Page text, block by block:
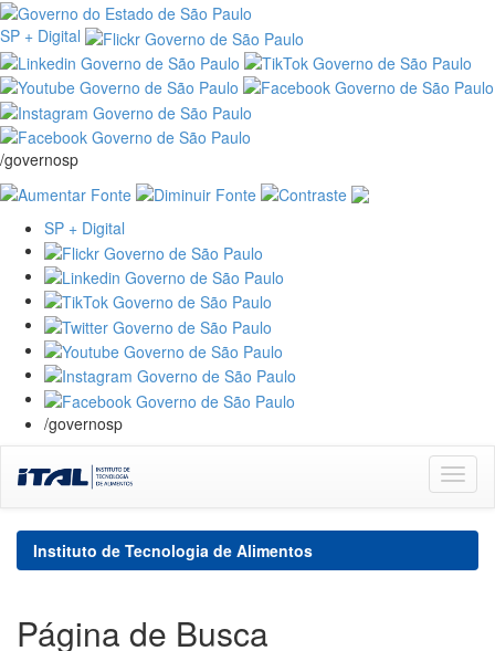
SP + Digital
/governosp
SP + Digital
/governosp
navigation
Instituto de Tecnologia de Alimentos
Página de Busca